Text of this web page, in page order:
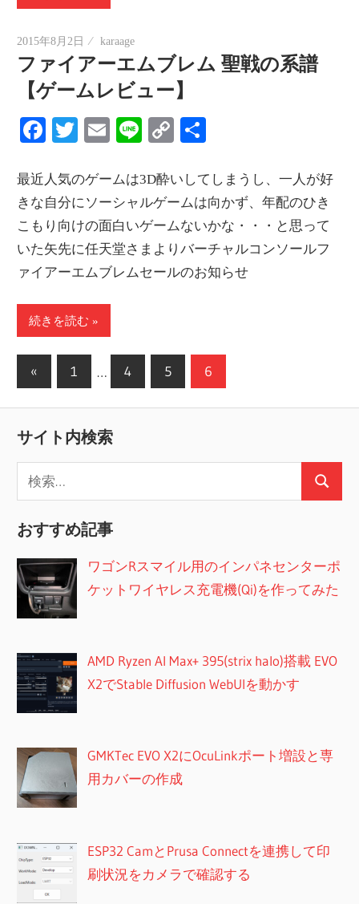
2015年8月2日 karaage
ファイアーエムブレム 聖戦の系譜
【ゲームレビュー】
Facebook
Twitter
EmailLineCopy
最近人気のゲームは3D酔いしてしまうし、一人が好
きな自分にソーシャルゲームは向かず、年配のひき
こもり向けの面白いゲームないかな・・・と思って
いた矢先に任天堂さまよりバーチャルコンソールフ
ァイアーエムブレムセールのお知らせ
続きを読む
投
の
ペ
ー
ジ
送
り
«
の
事
1 … 4 5 6
サイト内検索
索:
検
おすすめ記事
ワゴンRスマイル用のインパネセンターポ
ケットワイヤレス充電機(Qi)を作ってみた
AMD Ryzen AI Max+ 395(strix halo)搭載 EVO
X2でStable Diffusion WebUIを動かす
GMKTec EVO X2にOcuLinkポート増設と専
用カバーの作成
ESP32 CamとPrusa Connectを連携して印
刷状況をカメラで確認する